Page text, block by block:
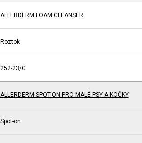
ALLERDERM FOAM CLEANSER
Roztok
252-23/C
ALLERDERM SPOT-ON PRO MALÉ PSY A KOČKY
Spot-on